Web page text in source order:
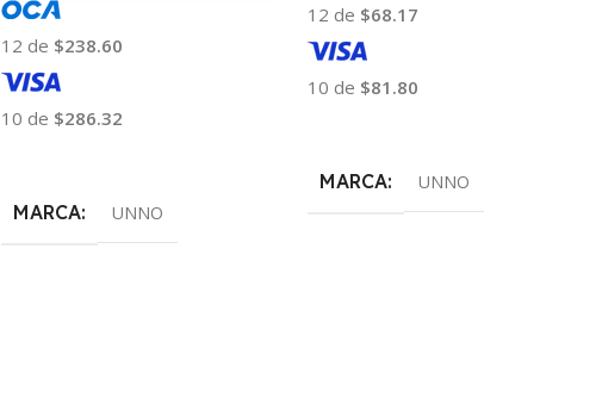
12 de $238.60
10 de $286.32
MARCA UNNO
12 de $68.17
10 de $81.80
MARCA UNNO